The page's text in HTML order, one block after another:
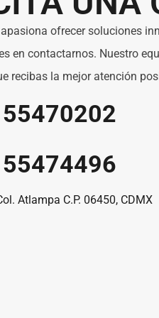
apasiona ofrecer soluciones
en contactarnos. Nuestro
recibas la mejor atención
Atlampa C.P. 06450, CDMX